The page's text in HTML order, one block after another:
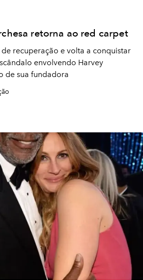
retorna ao red carpet
de recuperação e volta a conquistar
envolvendo Harvey
de sua fundadora